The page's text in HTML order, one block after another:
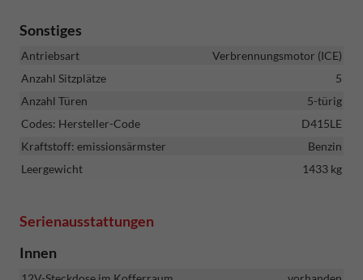
Sonstiges
Antriebsart
Verbrennungsmotor (ICE)
Anzahl Sitzplätze
5
Anzahl Türen
5-türig
Codes: Hersteller-Code
D415LE
Kraftstoff: emissionsärmster
Benzin
Leergewicht
1433 kg
Serienausstattungen
Innen